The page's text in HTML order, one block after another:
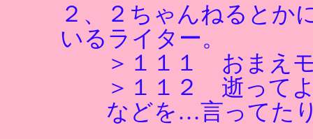
２、２ちゃんねるとか
いるライター。
＞１１１ おまえモ
＞１１２ 逝って
などを…言ってたり